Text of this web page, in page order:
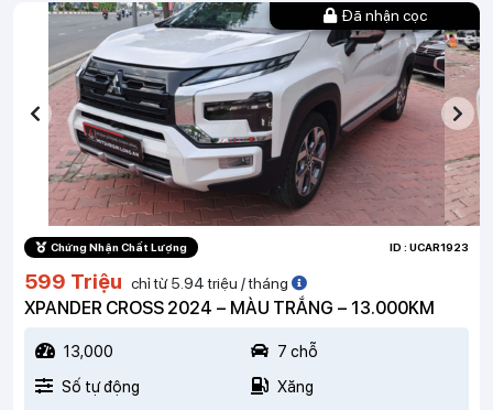
Đã nhận cọc
Chứng Nhận Chất Lượng ID : UCAR1923
599 Triệu chỉ từ 5.94 triệu / tháng
XPANDER CROSS 2024 – MÀU TRẮNG – 13.000KM
13,000
7 chỗ
Số tự động
Xăng